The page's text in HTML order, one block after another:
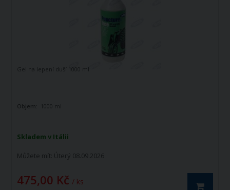
Skladem v Itálii
Můžete mít: Úterý 08.09.2026
475,00 Kč / ks
Gel na lepení duší 1000 ml
Objem: 1000 ml